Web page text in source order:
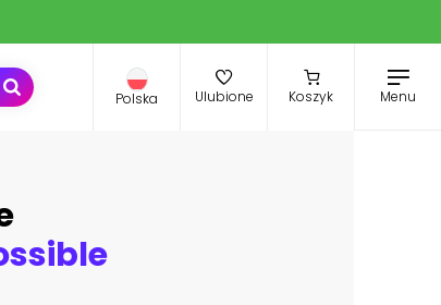
Polska Ulubione Koszyk Menu